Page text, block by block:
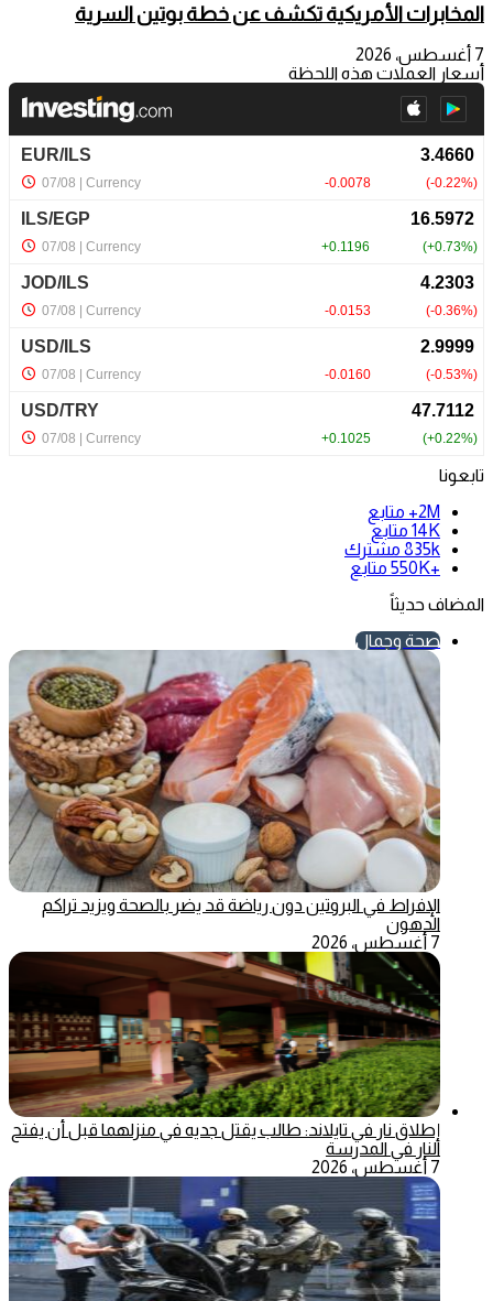
المخابرات الأمريكية تكشف عن خطة بوتين السرية
7 أغسطس، 2026
أسعار العملات هذه اللحظة
تابعونا
2M+
متابع
14K متابع
835k مشترك
+550K
متابع
المضاف حديثاً
صحة وجمال
الإفراط في البروتين دون رياضة قد يضر بالصحة ويزيد تراكم
الدهون
7 أغسطس، 2026
إطلاق نار في تايلاند: طالب يقتل جديه في منزلهما قبل أن يفتح
النار في المدرسة
7 أغسطس، 2026